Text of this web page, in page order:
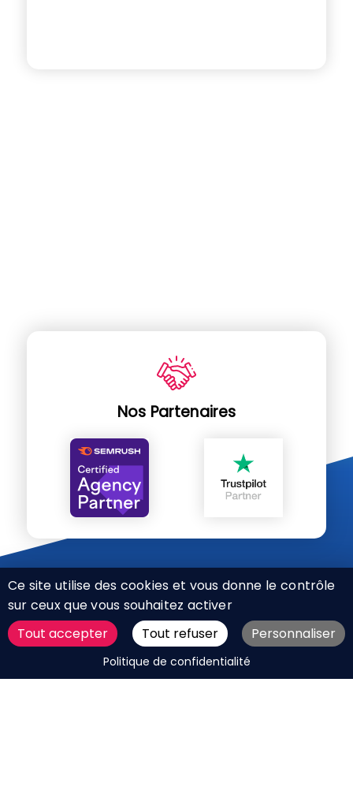
DEMANDER UN DEVIS
Nos Partenaires
CHARTE RÉSEAUX SOCIAUX
MENTIONS LÉGALES
Ce site utilise des cookies et vous donne le contrôle
sur ceux que vous souhaitez activer
Tout accepter
Tout refuser Personnaliser
Politique de confidentialité